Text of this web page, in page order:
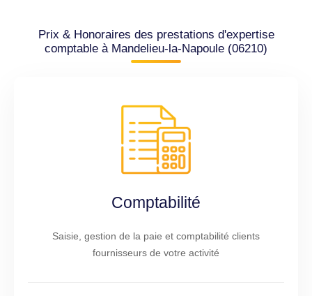
Prix & Honoraires des prestations d'expertise
comptable à Mandelieu-la-Napoule (06210)
Comptabilité
Saisie, gestion de la paie et comptabilité clients
fournisseurs de votre activité